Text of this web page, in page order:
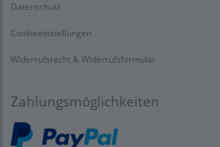
Datenschutz
Cookieeinstellungen
Widerrufsrecht & Widerrufsformular
Zahlungsmöglichkeiten